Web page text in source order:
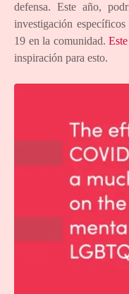
defensa. Este año,
investigación
19 en la comunidad.
inspiración para esto.